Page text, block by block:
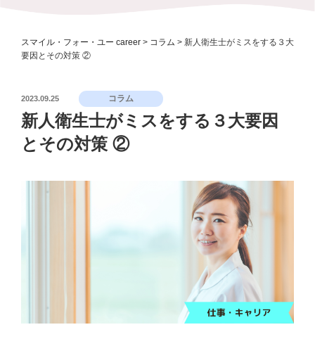
スマイル・フォー・ユー career > コラム > 新人衛生士がミスをする３大
要因とその対策 ②
投
稿
日:
2023.09.25 コラム
新人衛生士がミスをする３大要因
とその対策 ②